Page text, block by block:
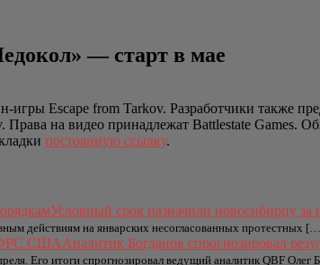
— старт в мае
Escape from Tarkov. Разработчики также
на видео принадлежат Battlestate Games.
постоянную ссылку.
Условный срок назначили новосибирцу
действиям на январских несогласованных протестных
Аналитик Богданов спрогнозировал
Его итоги спрогнозировал ведущий аналитик QBF